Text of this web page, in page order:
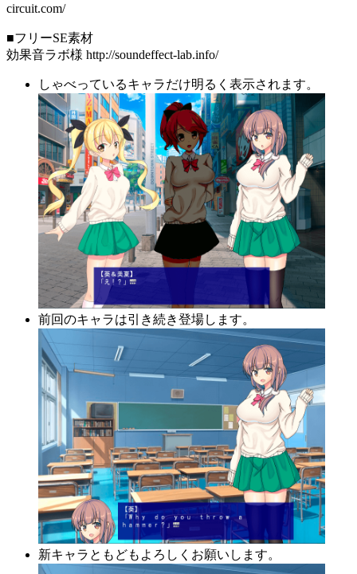
circuit.com/
■フリーSE素材
効果音ラボ様 http://soundeffect-lab.info/
しゃべっているキャラだけ明るく表示されます。
前回のキャラは引き続き登場します。
新キャラともどもよろしくお願いします。